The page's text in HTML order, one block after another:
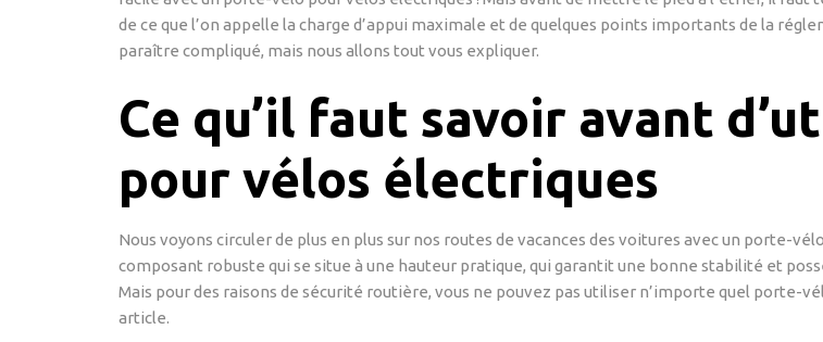
de ce que l’on appelle la charge d’appui maximale et de quelques points importants de la
paraître compliqué, mais nous allons tout vous expliquer.
Ce qu’il faut savoir avant
pour vélos électriques
Nous voyons circuler de plus en plus sur nos routes de vacances des voitures avec un porte-
composant robuste qui se situe à une hauteur pratique, qui garantit une bonne stabilité et
Mais pour des raisons de sécurité routière, vous ne pouvez pas utiliser n’importe quel porte-
article.